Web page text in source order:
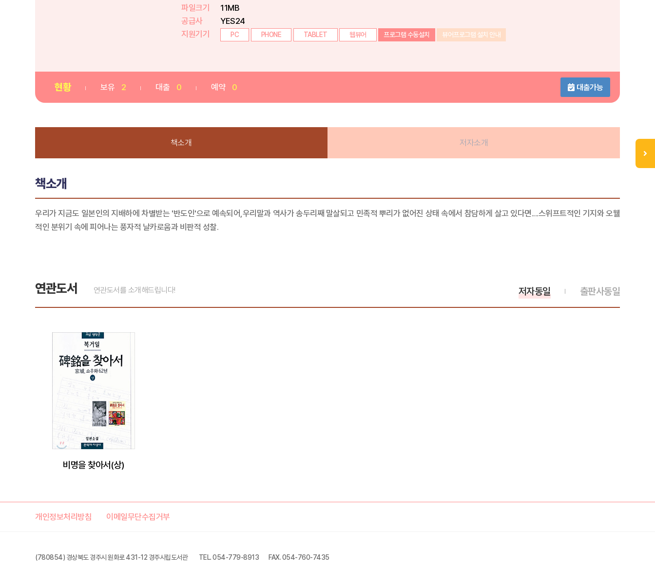
파일크기
11MB
공급사
YES24
지원기기
PC PHONE TABLET 웹뷰어 프로그램 수동설치 뷰어프로그램 설치 안내
현황 보유 2 대출 0 예약 0 대출가능
책소개 저자소개
책소개
우리가 지금도 일본인의 지배하에 차별받는 '반도인'으로 예속되어,우리말과 역사가 송두리째 말살되고 민족적 뿌리가 없어진 상태 속에서 참담하게 살고 있다면....스위프트적인 기지와 오웰
적인 분위기 속에 피어나는 풍자적 날카로움과 비판적 성찰.
연관도서 연관도서를 소개해드립니다! 출판사동일
저자동일
비명을 찾아서(상)
개인정보처리방침 이메일무단수집거부
(780854) 경상북도 경주시 원화로 431-12 경주시립도서관 TEL. 054-779-8913 FAX. 054-760-7435